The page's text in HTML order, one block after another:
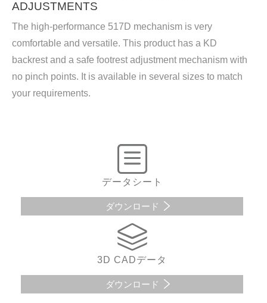
ADJUSTMENTS
The high-performance 517D mechanism is very
comfortable and versatile. This product has a KD
backrest and a safe footrest adjustment mechanism with
no pinch points. It is available in several sizes to match
your requirements.
データシート
ダウンロード
3D CADデータ
ダウンロード